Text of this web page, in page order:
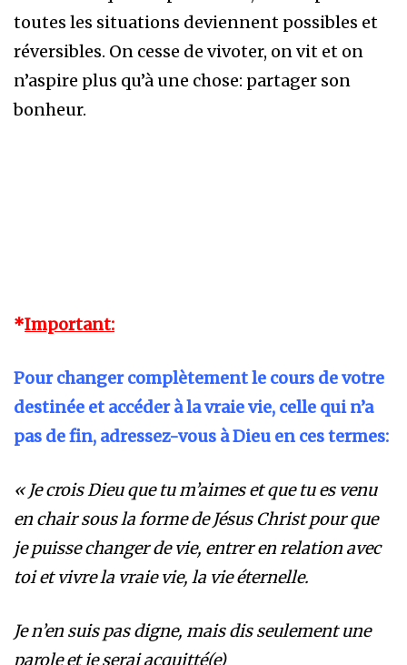
toutes les situations deviennent possibles et
réversibles. On cesse de vivoter, on vit et on
n’aspire plus qu’à une chose: partager son
bonheur.
*Important:
Pour changer complètement le cours de votre
destinée et accéder à la vraie vie, celle qui n’a
pas de fin, adressez-vous à Dieu en ces termes:
« Je crois Dieu que tu m’aimes et que tu es venu
en chair sous la forme de Jésus Christ pour que
je puisse changer de vie, entrer en relation avec
toi et vivre la vraie vie, la vie éternelle.
Je n’en suis pas digne, mais dis seulement une
parole et je serai acquitté(e)